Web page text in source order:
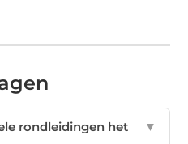
rondleidingen het
▼